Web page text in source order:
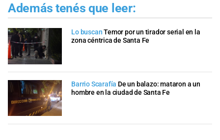
Además tenés que leer:
Lo buscanTemor por un tirador serial en la
zona céntrica de Santa Fe
Barrio Scarafía De un balazo: mataron a un
hombre en la ciudad de Santa Fe